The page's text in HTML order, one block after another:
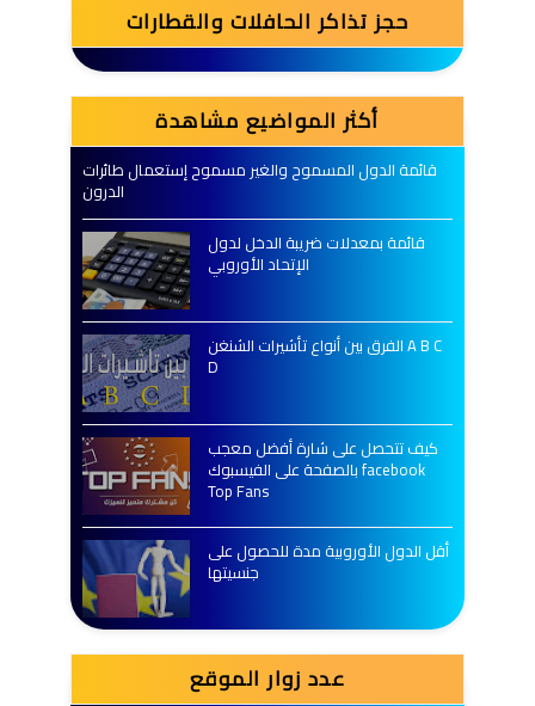
حجز تذاكر الحافلات والقطارات
أكثر المواضيع مشاهدة
قائمة الدول المسموح والغير مسموح إستعمال طائرات
الدرون
قائمة بمعدلات ضريبة الدخل لدول
الإتحاد الأوروبي
الفرق بين أنواع تأشيرات الشنغن A B C
D
كيف تتحصل على شارة أفضل معجب
بالصفحة على الفيسبوك facebook
Top Fans
أقل الدول الأوروبية مدة للحصول على
جنسيتها
عدد زوار الموقع